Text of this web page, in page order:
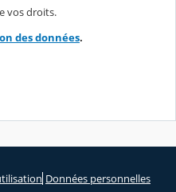
vos droits.
des données.
Données personnelles